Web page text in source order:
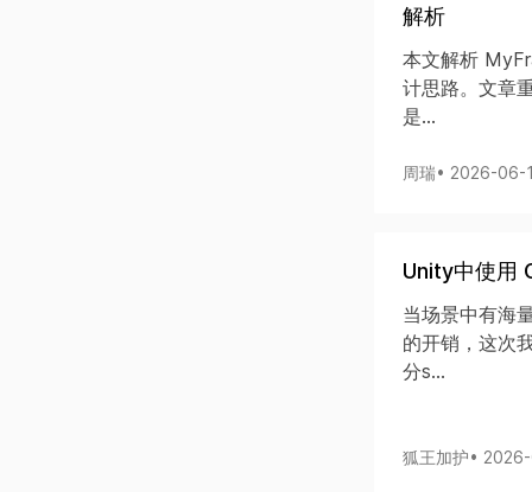
解析
本文解析
计思路。文章
是...
周瑞• 2026-06-
Unity中使用
当场景中有海
的开销，这次
分s...
狐王加护•